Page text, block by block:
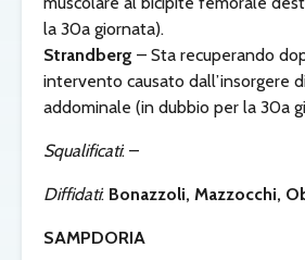
la 30a giornata).
Strandberg – Sta recuperando
intervento causato dall’insorgere di
addominale (in dubbio per la 30a
Squalificati: –
Diffidati: Bonazzoli, Mazzocchi,
SAMPDORIA